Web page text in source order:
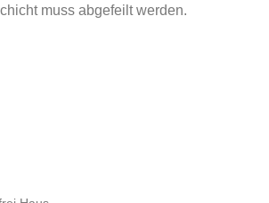
muss abgefeilt werden.